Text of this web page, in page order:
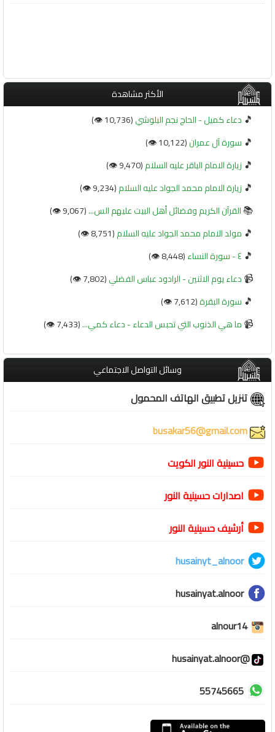
الأكثر مشاهدة
🎵 دعاء كميل - الحاج نجم البلوشي(10,736 👁️)
🎵 سورة آل عمران(10,122 👁️)
🎵 زيارة الامام الباقر عليه السلام(9,470 👁️)
🎵 زيارة الامام محمد الجواد عليه السلام(9,234 👁️)
📚القرآن الكريم وفضائل أهل البيت عليهم الس...(9,067 👁️)
🎵 مولد الامام محمد الجواد عليه السلام(8,751 👁️)
🎵 ٤ - سورة النساء (8,448 👁️)
📹دعاء يوم الاثنين - الرادود عباس الفضلي(7,802 👁️)
🎵 سورة البقرة(7,612 👁️)
📹ما هي الذنوب التي تحبس الدعاء - دعاء كمي...(7,433 👁️)
وسائل التواصل الاجتماعي
تنزيل تطبيق الهاتف المحمول
حسينية النور الكويت
اصدارات حسينية النور
أرشيف حسينية النور
husainyt_alnoor
husainyat.alnoor
alnour14
@husainyat.alnoor
55745665